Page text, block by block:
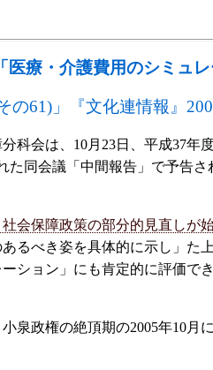
医療・介護費用のシミュ
の61)」『文化連情報』
科会は、10月23日、平成37
た同会議「中間報告」で予告
会保障政策の部分的見直しが
るべき姿を具体的に示し」
ション」にも肯定的に評価
泉政権の絶頂期の2005年10